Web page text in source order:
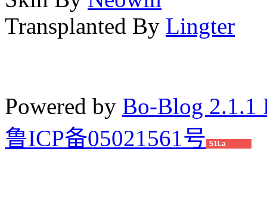
Transplanted By Lingter
Powered by Bo-Blog 2.1.1
鲁ICP备05021561号 51La